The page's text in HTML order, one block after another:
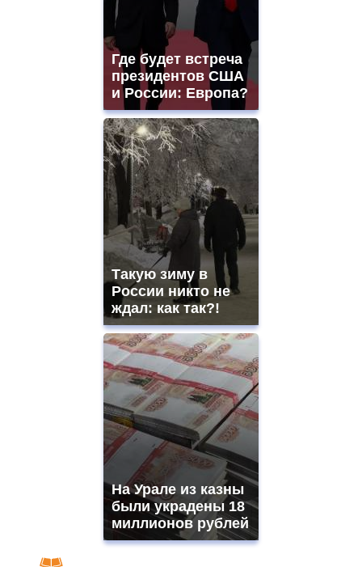
Где будет встреча
президентов США
и России: Европа?
Такую зиму в
России никто не
ждал: как так?!
На Урале из казны
были украдены 18
миллионов рублей